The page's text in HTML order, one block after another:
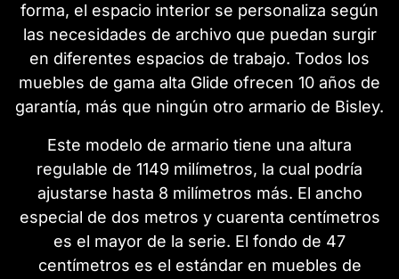
forma, el espacio interior se personaliza según
las necesidades de archivo que puedan surgir
en diferentes espacios de trabajo. Todos los
muebles de gama alta Glide ofrecen 10 años de
garantía, más que ningún otro armario de Bisley.
Este modelo de armario tiene una altura
regulable de 1149 milímetros, la cual podría
ajustarse hasta 8 milímetros más. El ancho
especial de dos metros y cuarenta centímetros
es el mayor de la serie. El fondo de 47
centímetros es el estándar en muebles de